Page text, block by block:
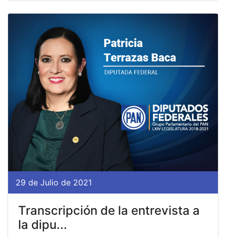
29 de Julio de 2021
Transcripción de la entrevista a
la dipu...